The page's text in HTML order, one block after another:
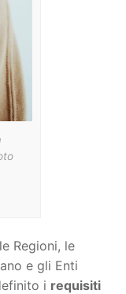
Regioni, le
e gli Enti
i requisiti